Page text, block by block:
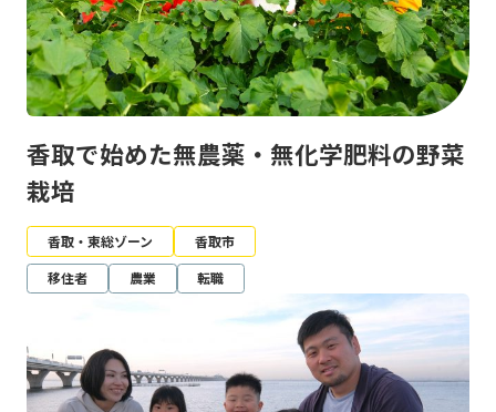
香取で始めた無農薬・無化学肥料の野菜
栽培
香取・東総ゾーン
香取市
移住者
農業 転職